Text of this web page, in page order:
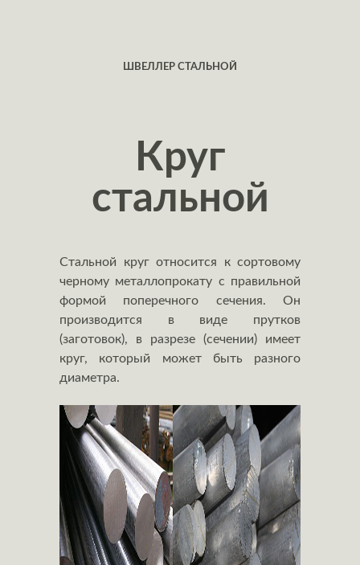
ШВЕЛЛЕР СТАЛЬНОЙ
Круг
стальной
Стальной круг относится к сортовому
черному металлопрокату с правильной
формой поперечного сечения. Он
производится в виде прутков
(заготовок), в разрезе (сечении) имеет
круг, который может быть разного
диаметра.